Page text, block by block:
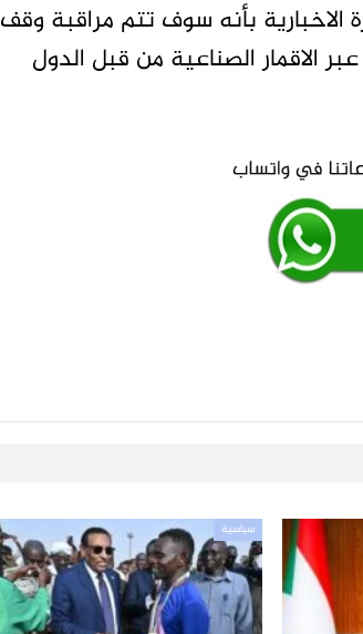
بأنه سوف تتم مراقبة وقف
الاقمار الصناعية من قبل الدول
سياسية